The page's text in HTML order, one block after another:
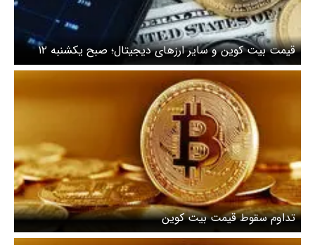
قیمت بیت کوین و سایر ارزهای دیجیتال؛ صبح یکشنبه ۱۲
اسفند
تداوم سقوط قیمت بیت کوین